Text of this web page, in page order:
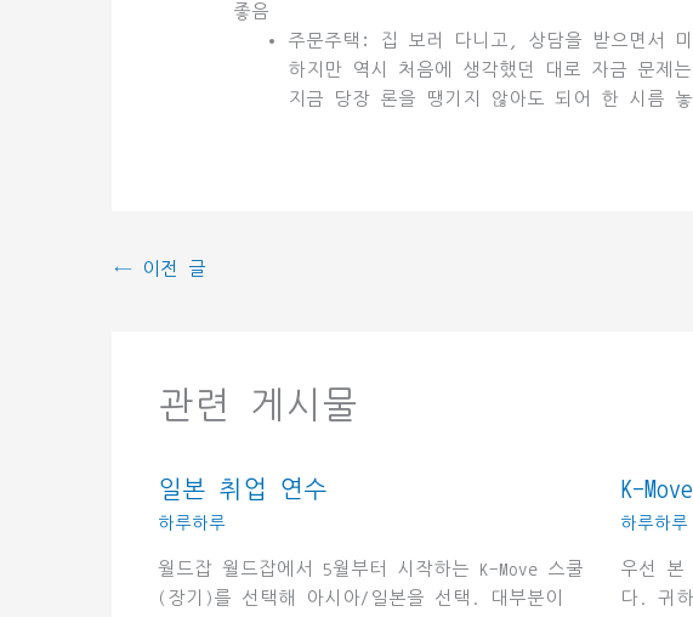
좋음
주문주택: 집 보러 다니고, 상담을 받으면서
하지만 역시 처음에 생각했던 대로 자금 문제
지금 당장 론을 땡기지 않아도 되어 한 시름 놓
← 이전 글
관련 게시물
일본 취업 연수
하루하루
월드잡 월드잡에서 5월부터 시작하는 K-Move 스쿨
(장기)를 선택해 아시아/일본을 선택. 대부분이
K-
하루하루
우선 본
다. 귀